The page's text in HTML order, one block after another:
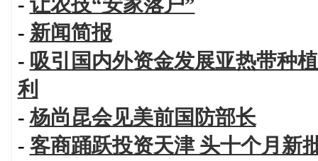
- 新闻简报
- 吸引国内外资金发展亚热带种
利
-杨尚昆会见美前国防部长
- 客商踊跃投资天津 头十个月新